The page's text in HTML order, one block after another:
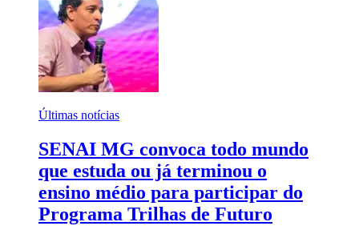
Últimas notícias
SENAI MG convoca todo mundo
que estuda ou já terminou o
ensino médio para participar do
Programa Trilhas de Futuro